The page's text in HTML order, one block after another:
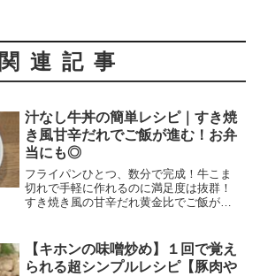
関連記事
汁なし牛丼の簡単レシピ｜すき焼
き風甘辛だれでご飯が進む！お弁
当にも◎
フライパンひとつ、数分で完成！牛こま
切れで手軽に作れるのに満足度は抜群！
すき焼き風の甘辛だれ黄金比でご飯が進
【キホンの味噌炒め】１回で覚え
られる超シンプルレシピ【豚肉や